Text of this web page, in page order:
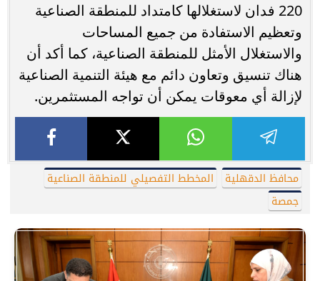
220 فدان لاستغلالها كامتداد للمنطقة الصناعية
وتعظيم الاستفادة من جميع المساحات
والاستغلال الأمثل للمنطقة الصناعية، كما أكد أن
هناك تنسيق وتعاون دائم مع هيئة التنمية الصناعية
لإزالة أي معوقات يمكن أن تواجه المستثمرين.
محافظ الدقهلية
المخطط التفصيلي للمنطقة الصناعية
جمصة